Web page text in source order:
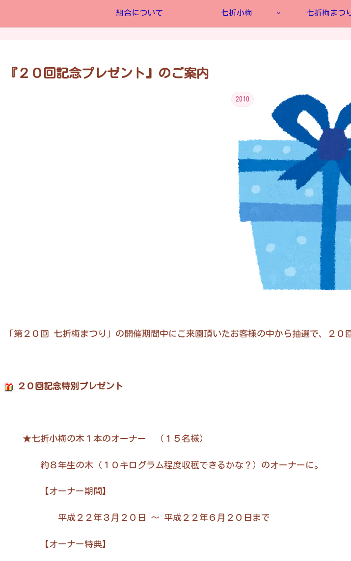
組合について 七折小梅 七折梅まつ
『２０回記念プレゼント』のご案内
2010
「第２０回 七折梅まつり」の開催期間中にご来園頂いたお客様の中から抽選で、２
２０回記念特別プレゼント
★七折小梅の木１本のオーナー （１５名様）
約８年生の木（１０キログラム程度収穫できるかな？）のオーナーに。
【オーナー期間】
平成２２年３月２０日 ～ 平成２２年６月２０日まで
【オーナー特典】